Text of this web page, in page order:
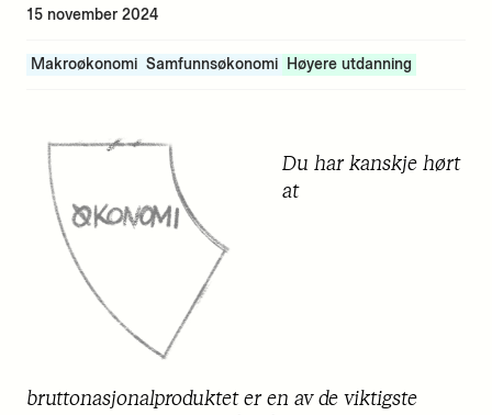
15 november 2024
Makroøkonomi Samfunnsøkonomi Høyere utdanning
Du har kanskje hørt
at
bruttonasjonalproduktet er en av de viktigste